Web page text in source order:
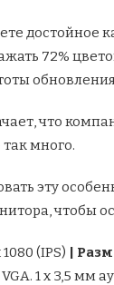
достойное
72%
что
много.
эту
чтобы
1080 (IPS) |
VGA. 1 х 3,5 мм